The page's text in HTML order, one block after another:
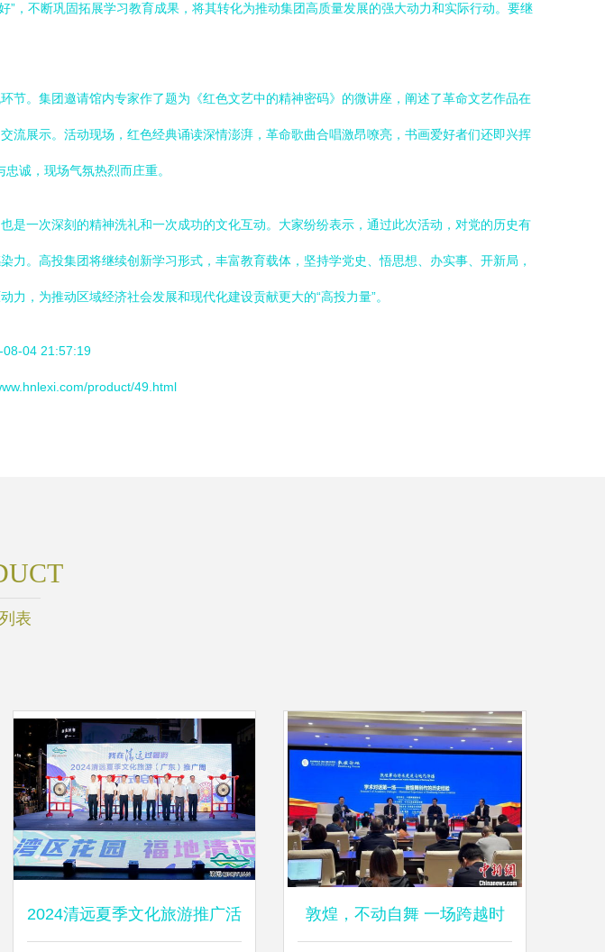
”，不断巩固拓展学习教育成果，将其转化为推动集团高质量发展的强大动力和实际行动。要继
。集团邀请馆内专家作了题为《红色文艺中的精神密码》的微讲座，阐述了革命文艺作品在
展示。活动现场，红色经典诵读深情澎湃，革命歌曲合唱激昂嘹亮，书画爱好者们还即兴挥
诚，现场气氛热烈而庄重。
一次深刻的精神洗礼和一次成功的文化互动。大家纷纷表示，通过此次活动，对党的历史有
。高投集团将继续创新学习形式，丰富教育载体，坚持学党史、悟思想、办实事、开新局，
，为推动区域经济社会发展和现代化建设贡献更大的“高投力量”。
08-04 21:57:19
product/49.html
表
2024清远夏季文化旅游推广活 敦煌，不动自舞 一场跨越时